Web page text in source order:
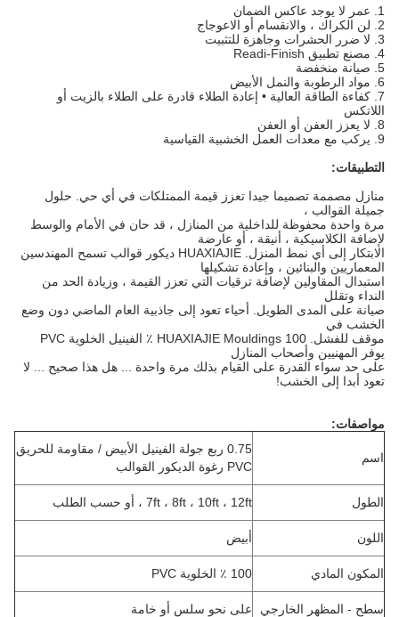
4. مصنع تطبيق Readi-Finish
5. صيانة منخفضة
7. كفاءة الطاقة العالية • إعادة الطلاء قادرة على الطلاء بالزيت أو
اللاتكس
التطبيقات:
منازل مصممة تصميما جيدا تعزز قيمة الممتلكات في أي حي.
حلول
جميلة القوالب ،
مرة واحدة محفوظة للداخلية من المنازل ، قد حان في الأمام والوسط
لإضافة الكلاسيكية ، أنيقة ، أو عارضة
الابتكار إلى أي نمط المنزل.
HUAXIAJIE ديكور قوالب تسمح المهندسين
المعماريين والبنائين ، وإعادة تشكيلها
استبدال المقاولين لإضافة ترقيات التي تعزز القيمة ، وزيادة الحد من
النداء وتقلل
صيانة على المدى الطويل.
أحياء تعود إلى جاذبية العام الماضي دون وضع
الخشب في
موقف للفشل.
HUAXIAJIE Mouldings 100 ٪ الفينيل الخلوية PVC
يوفر المهنيين وأصحاب المنازل
على حد سواء القدرة على القيام بذلك مرة واحدة ... هل هذا صحيح ... لا
تعود أبدا إلى الخشب!
مواصفات:
اسم
0.75 ربع جولة الفينيل الأبيض / مقاومة للحريق
PVC رغوة الديكور القوالب
الطول 7ft ، 8ft ، 10ft ، 12ft ، أو حسب الطلب
اللون أبيض
المكون المادي 100 ٪ الخلوية PVC
سطح - المظهر الخارجي على نحو سلس أو خامة